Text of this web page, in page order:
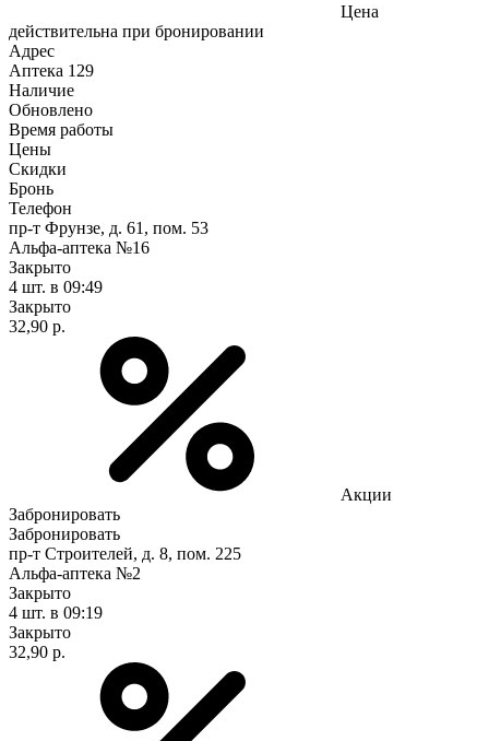
Цена
действительна при бронировании
Адрес
Аптека 129
Наличие
Обновлено
Время работы
Цены
Скидки
Бронь
Телефон
пр-т Фрунзе, д. 61, пом. 53
Альфа-аптека №16
Закрыто
4 шт. в 09:49
Закрыто
32,90 р.
Акции
Забронировать
Забронировать
пр-т Строителей, д. 8, пом. 225
Альфа-аптека №2
Закрыто
4 шт. в 09:19
Закрыто
32,90 р.